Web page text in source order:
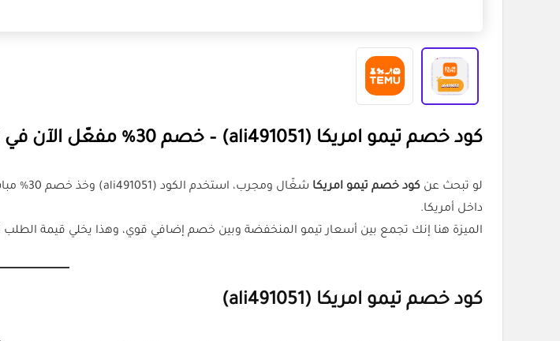
كود خصم تيمو امريكا (ali491051) – خصم 30% مفعّل الآن في Temu US
لو تبحث عن كود خصم تيمو امريكا
داخل أمريكا.
الميزة هنا إنك تجمع بين أسعار تيمو المنخفضة وبين خصم إضافي قوي، وهذا يخلي قيمة الطلب
كود خصم تيمو امريكا (
ali491051
)